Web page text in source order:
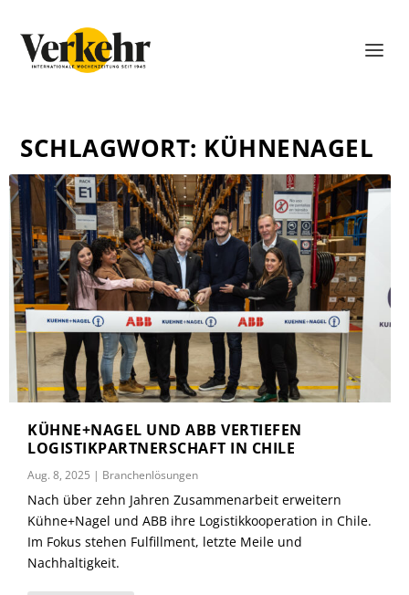
SCHLAGWORT: KÜHNENAGEL
KÜHNE+NAGEL UND ABB VERTIEFEN
LOGISTIKPARTNERSCHAFT IN CHILE
Aug. 8, 2025 | Branchenlösungen
Nach über zehn Jahren Zusammenarbeit erweitern
Kühne+Nagel und ABB ihre Logistikkooperation in Chile.
Im Fokus stehen Fulfillment, letzte Meile und
Nachhaltigkeit.